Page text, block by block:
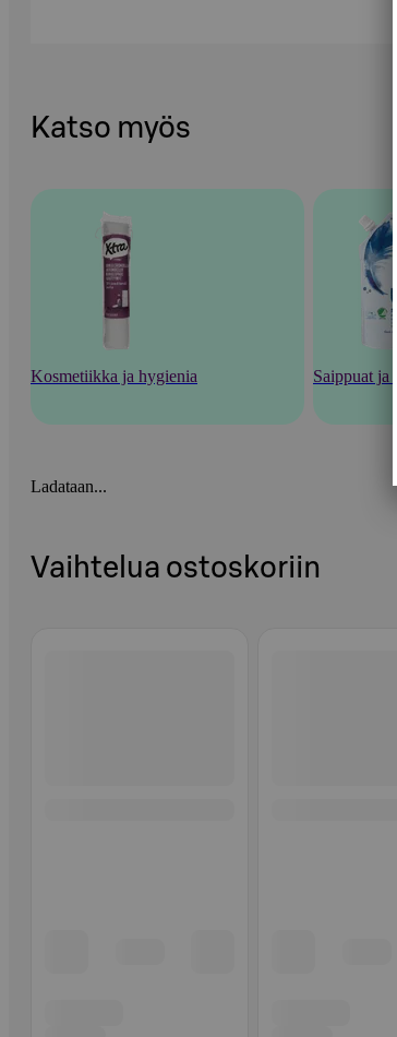
Katso myös
Kosmetiikka ja hygienia Saippuat ja
Ladataan...
Vaihtelua ostoskoriin